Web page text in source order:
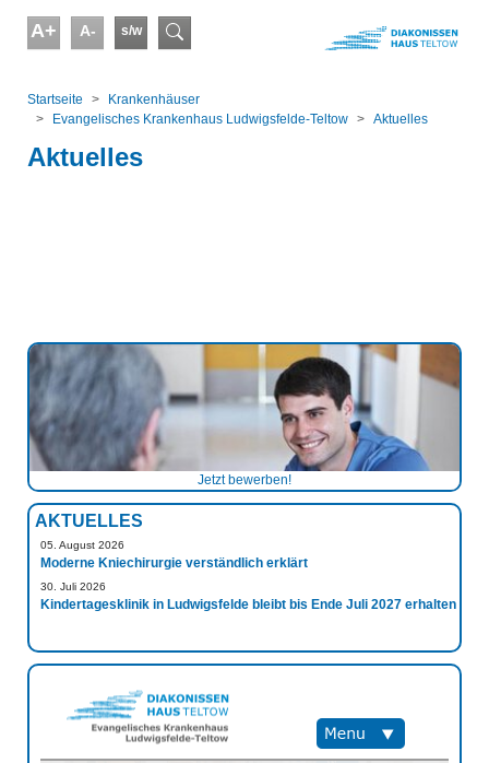
A+ A- s/w Suchformular
Startseite
Kranken­häuser
Evangelisches Krankenhaus Ludwigsfelde-Teltow
Aktuelles
Aktuelles
Jetzt bewerben!
AKTUELLES
05. August 2026
Moderne Kniechirurgie verständlich erklärt
30. Juli 2026
Kindertagesklinik in Ludwigsfelde bleibt bis Ende Juli 2027 erhalten